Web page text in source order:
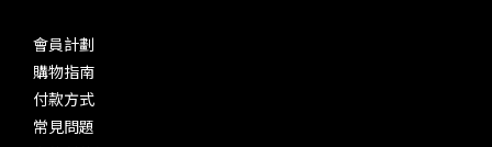
會員計劃
購物指南
付款方式
常見問題